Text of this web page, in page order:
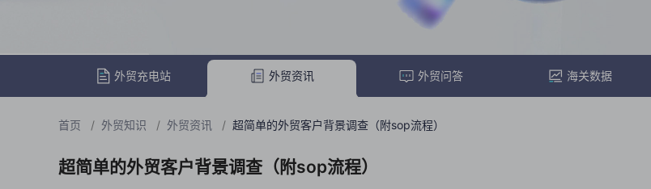
外贸充电站 外贸资讯 外贸问答 海关数据
首页 / 外贸知识 / 外贸资讯 / 超简单的外贸客户背景调查（附sop流程）
超简单的外贸客户背景调查（附sop流程）